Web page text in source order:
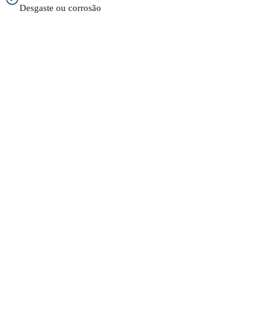
Desgaste ou corrosão